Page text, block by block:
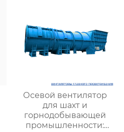
Осевой вентилятор
для шахт и
горнодобывающей
промышленности: